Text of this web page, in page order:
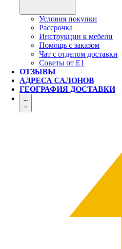
Условия покупки
Рассрочка
Инструкции к мебели
Помощь с заказом
Чат с отделом доставки
Советы от Е1
ОТЗЫВЫ
АДРЕСА САЛОНОВ
ГЕОГРАФИЯ ДОСТАВКИ
...